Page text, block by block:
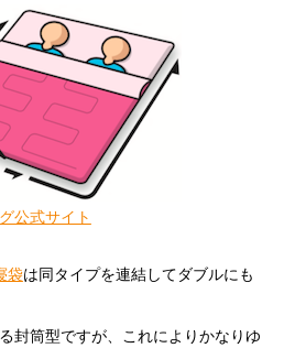
公式サイト
袋は同タイプを連結してダブルにも
封筒型ですが、これによりかなりゆ